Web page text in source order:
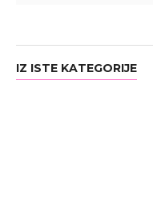
IZ ISTE KATEGORIJE